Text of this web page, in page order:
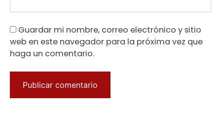
Guardar mi nombre, correo electrónico y sitio
web en este navegador para la próxima vez que
haga un comentario.